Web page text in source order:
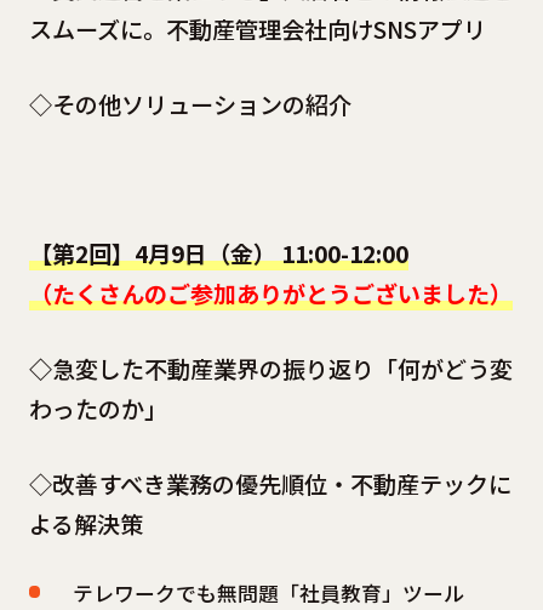
スムーズに。不動産管理会社向けSNSアプリ
◇その他ソリューションの紹介
【第2回】4月9日（金） 11:00-12:00
（たくさんのご参加ありがとうございました）
◇急変した不動産業界の振り返り「何がどう変
わったのか」
◇改善すべき業務の優先順位・不動産テックに
よる解決策
テレワークでも無問題「社員教育」ツール